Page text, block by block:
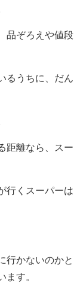
品ぞろえや値段
るうちに、だん
距離なら、スー
行くスーパーは
行かないのかと
ます。